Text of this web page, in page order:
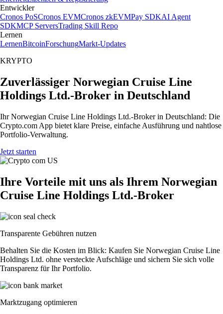
Entwickler
Cronos PoSCronos EVMCronos zkEVMPay SDKAI Agent
SDKMCP ServersTrading Skill Repo
Lernen
LernenBitcoinForschungMarkt-Updates
KRYPTO
Zuverlässiger Norwegian Cruise Line
Holdings Ltd.-Broker in Deutschland
Ihr Norwegian Cruise Line Holdings Ltd.-Broker in Deutschland: Die
Crypto.com App bietet klare Preise, einfache Ausführung und nahtlose
Portfolio-Verwaltung.
Jetzt starten
Ihre Vorteile mit uns als Ihrem Norwegian
Cruise Line Holdings Ltd.-Broker
Transparente Gebühren nutzen
Behalten Sie die Kosten im Blick: Kaufen Sie Norwegian Cruise Line
Holdings Ltd. ohne versteckte Aufschläge und sichern Sie sich volle
Transparenz für Ihr Portfolio.
Marktzugang optimieren